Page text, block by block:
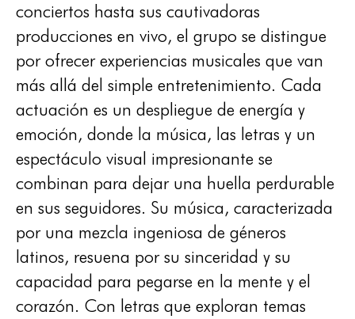
conciertos hasta sus cautivadoras
producciones en vivo, el grupo se distingue
por ofrecer experiencias musicales que van
más allá del simple entretenimiento. Cada
actuación es un despliegue de energía y
emoción, donde la música, las letras y un
espectáculo visual impresionante se
combinan para dejar una huella perdurable
en sus seguidores. Su música, caracterizada
por una mezcla ingeniosa de géneros
latinos, resuena por su sinceridad y su
capacidad para pegarse en la mente y el
corazón. Con letras que exploran temas